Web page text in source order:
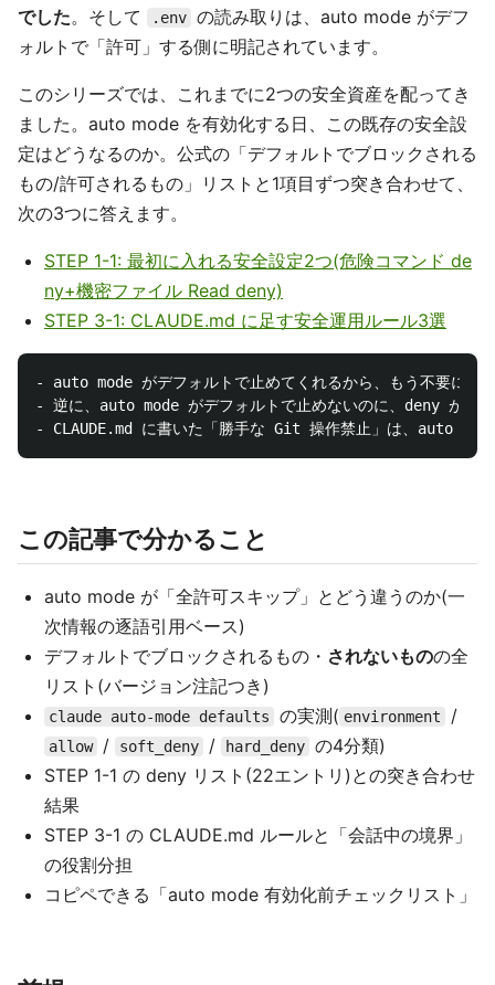
でした。そして .env の読み取りは、auto mode がデフ
ォルトで「許可」する側に明記されています。
このシリーズでは、これまでに2つの安全資産を配ってき
ました。auto mode を有効化する日、この既存の安全設
定はどうなるのか。公式の「デフォルトでブロックされる
もの/許可されるもの」リストと1項目ずつ突き合わせて、
次の3つに答えます。
STEP 1-1: 最初に入れる安全設定2つ(危険コマンド de
ny+機密ファイル Read deny)
STEP 3-1: CLAUDE.md に足す安全運用ルール3選
- auto mode がデフォルトで止めてくれるから、もう不要にな
- 逆に、auto mode がデフォルトで止めないのに、deny が塞
この記事で分かること
auto mode が「全許可スキップ」とどう違うのか(一
次情報の逐語引用ベース)
デフォルトでブロックされるもの・ されないものの全
リスト(バージョン注記つき)
claude auto-mode defaults の実測( environment /
allow / soft_deny / hard_deny の4分類)
STEP 1-1 の deny リスト(22エントリ)との突き合わせ
結果
STEP 3-1 の CLAUDE.md ルールと「会話中の境界」
の役割分担
コピペできる「auto mode 有効化前チェックリスト」